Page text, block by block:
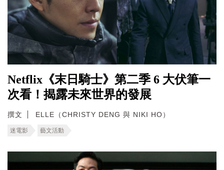
Netflix《末日騎士》第二季 6 大伏筆一
次看！揭露未來世界的發展
撰文 ELLE（CHRISTY DENG 與 NIKI HO）
迷電影 藝文活動